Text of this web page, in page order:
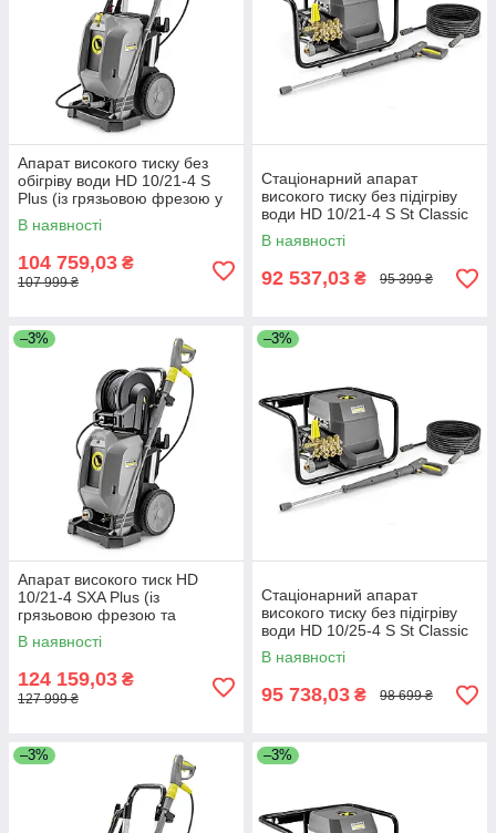
Апарат високого тиску без
обігріву води HD 10/21-4 S
Plus (із грязьовою фрезою у
комплекті)
В наявності
104 759,03 ₴
107 999 ₴
Стаціонарний апарат
високого тиску без підігріву
води HD 10/21-4 S St Classic
В наявності
92 537,03 ₴ 95 399 ₴
–3%
Апарат високого тиск HD
10/21-4 SXA Plus (із
грязьовою фрезою та
автоматичним барабаном
для шлангу у комплекті)
В наявності
124 159,03 ₴
127 999 ₴
–3%
Стаціонарний апарат
високого тиску без підігріву
води HD 10/25-4 S St Classic
В наявності
95 738,03 ₴ 98 699 ₴
–3% –3%